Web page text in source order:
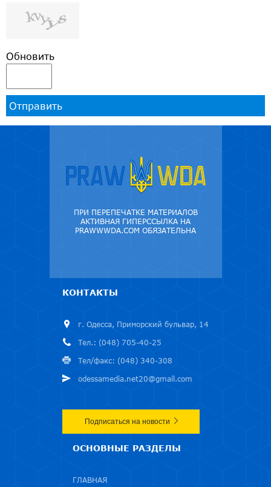
Обновить
Отправить
ПРИ ПЕРЕПЕЧАТКЕ МАТЕРИАЛОВ
АКТИВНАЯ ГИПЕРССЫЛКА НА
PRAWWWDA.COM ОБЯЗАТЕЛЬНА
КОНТАКТЫ
г. Одесса, Приморский бульвар, 14
Тел.: (048) 705-40-25
Тел/факс: (048) 340-308
odessamedia.net20@gmail.com
Подписаться на новости
ОСНОВНЫЕ РАЗДЕЛЫ
ГЛАВНАЯ